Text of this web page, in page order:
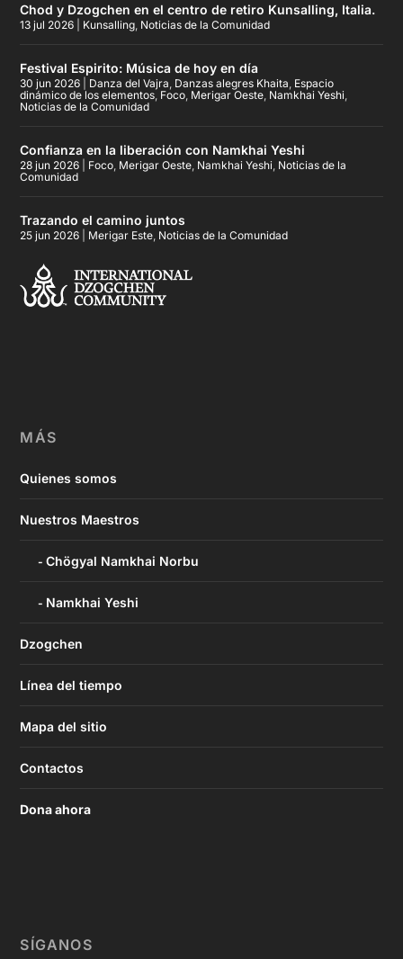
Chod y Dzogchen en el centro de retiro Kunsalling, Italia.
13 jul 2026 Kunsalling Noticias de la Comunidad
Festival Espirito: Música de hoy en día
30 jun 2026 Danza del Vajra Danzas alegres Khaita Espacio
dinámico de los elementos, Foco Merigar Oeste Namkhai Yeshi
Noticias de la Comunidad
Confianza en la liberación con Namkhai Yeshi
28 jun 2026 Foco Merigar Oeste Namkhai Yeshi Noticias de la
Comunidad
Trazando el camino juntos
25 jun 2026 Merigar Este Noticias de la Comunidad
MÁS
Quienes somos
Nuestros Maestros
Chögyal Namkhai Norbu
Namkhai Yeshi
Dzogchen
Línea del tiempo
Mapa del sitio
Contactos
Dona ahora
SÍGANOS